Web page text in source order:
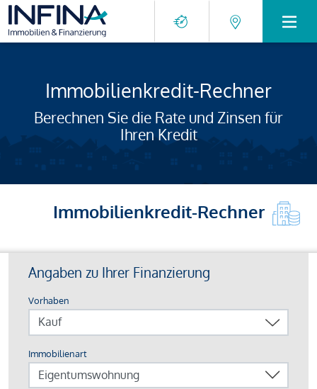
Immobilienkredit-Rechner
Berechnen Sie die Rate und Zinsen für
Ihren Kredit
Immobilienkredit-Rechner